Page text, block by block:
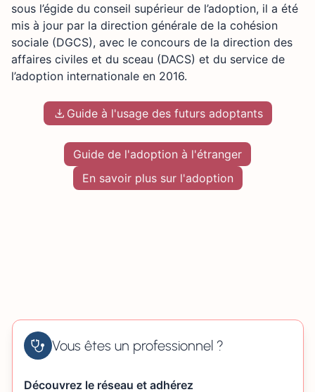
sous l’égide du conseil supérieur de l’adoption, il a été
mis à jour par la direction générale de la cohésion
sociale (DGCS), avec le concours de la direction des
affaires civiles et du sceau (DACS) et du service de
l’adoption internationale en 2016.
Guide à l'usage des futurs adoptants
Guide de l'adoption à l'étranger
En savoir plus sur l'adoption
Vous êtes un professionnel ?
Découvrez le réseau et adhérez